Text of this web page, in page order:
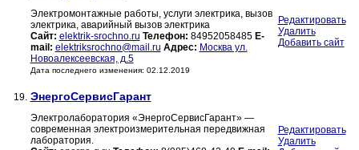
Электромонтажные работы, услуги электрика, вызов
электрика, аварийный вызов электрика
Сайт: elektrik-srochno.ru Телефон: 84952058485 E-
mail: elektriksrochno@mail.ru Адрес: Москва ул.
Новоалексеевская, д.5
Дата последнего изменения: 02.12.2019
Редактировать
Удалить
Добавить сайт
19. ЭнергоСервисГарант
Электролаборатория «ЭнергоСервисГарант» —
современная электроизмерительная передвижная
лаборатория.
Редактировать
Удалить